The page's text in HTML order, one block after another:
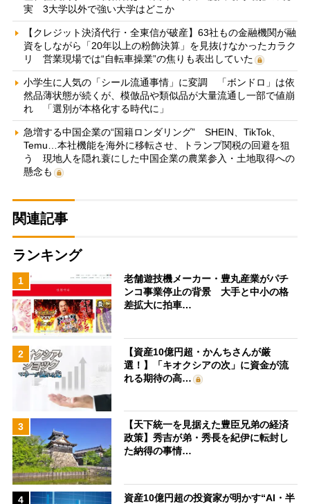
実 3大学以外で強い大学はどこか
【クレジット決済代行・全東信が破産】63社もの金融機関が融
資をしながら「20年以上の粉飾決算」を見抜けなかったカラク
リ 営業現場では“自転車操業”の焦りも表出していた
小学生に人気の「シール流通事情」に変調 「ボンドロ」は依
然品薄状態が続くが、模倣品や類似品が大量流通し一部で値崩
れ 「選別が本格化する時代に」
急増する中国企業の“国籍ロンダリング” SHEIN、TikTok、
Temu…本社機能を海外に移転させ、トランプ関税の回避を狙
う 現地人を隠れ蓑にした中国企業の農業参入・土地取得への
懸念も
関連記事
ランキング
1
老舗遊技機メーカー・豊丸産業がパチ
ンコ事業停止の背景 大手と中小の格
差拡大に拍車…
2
【資産10億円超・かんちさんが厳
選！】「キオクシアの次」に資金が流
れる期待の高…
3
【天下統一を見据えた豊臣兄弟の経済
政策】秀吉が弟・秀長を紀伊に転封し
た納得の事情…
4 資産10億円超の投資家が明かす“AI・半